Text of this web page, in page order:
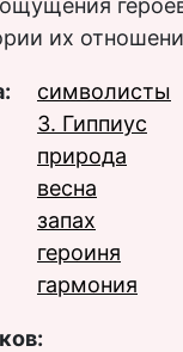
их
символисты
З. Гиппиус
природа
весна
запах
героиня
гармония